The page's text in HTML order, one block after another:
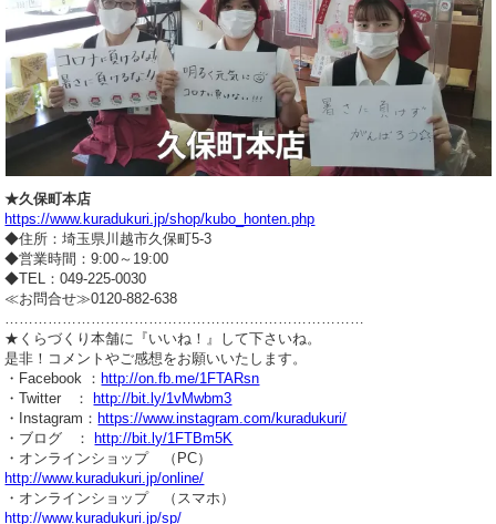
★久保町本店
https://www.kuradukuri.jp/shop/kubo_honten.php
◆住所：埼玉県川越市久保町5-3
◆営業時間：9:00～19:00
◆TEL：049-225-0030
≪お問合せ≫0120-882-638
…………………………………………………………………
★くらづくり本舗に『いいね！』して下さいね。
是非！コメントやご感想をお願いいたします。
・Facebook ： http://on.fb.me/1FTARsn
・Twitter ：
http://bit.ly/1vMwbm3
・Instagram： https://www.instagram.com/kuradukuri/
・ブログ ：
http://bit.ly/1FTBm5K
・オンラインショップ （PC）
http://www.kuradukuri.jp/online/
・オンラインショップ （スマホ）
http://www.kuradukuri.jp/sp/